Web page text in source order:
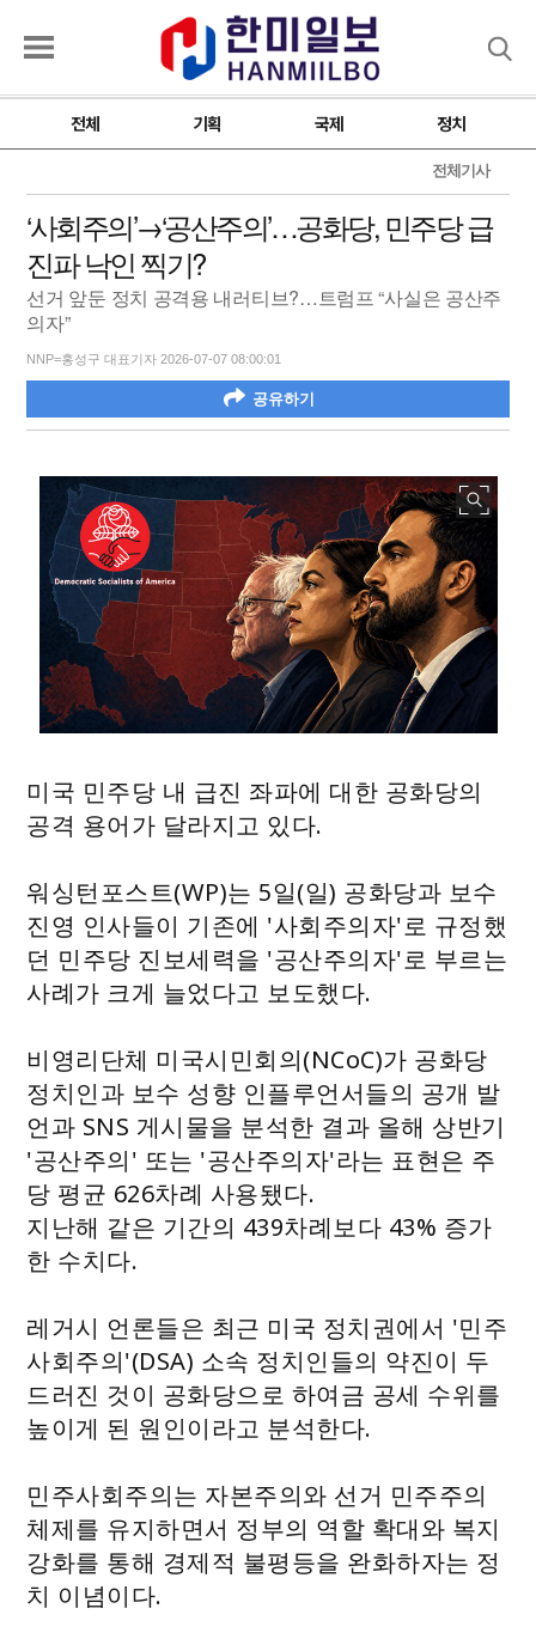
전체 기획 국제 정치
전체기사
‘사회주의’→‘공산주의’…공화당, 민주당 급
진파 낙인 찍기?
선거 앞둔 정치 공격용 내러티브?…트럼프 “사실은 공산주
의자”
NNP=홍성구 대표기자 2026-07-07 08:00:01
공유하기
미국 민주당 내 급진 좌파에 대한 공화당의
공격 용어가 달라지고 있다.
워싱턴포스트(WP)는 5일(일) 공화당과 보수
진영 인사들이 기존에 '사회주의자'로 규정했
던 민주당 진보세력을 '공산주의자'로 부르는
사례가 크게 늘었다고 보도했다.
비영리단체 미국시민회의(NCoC)가 공화당
정치인과 보수 성향 인플루언서들의 공개 발
언과 SNS 게시물을 분석한 결과 올해 상반기
'공산주의' 또는 '공산주의자'라는 표현은 주
당 평균 626차례 사용됐다.
지난해 같은 기간의 439차례보다 43% 증가
한 수치다.
레거시 언론들은 최근 미국 정치권에서 '민주
사회주의'(DSA) 소속 정치인들의 약진이 두
드러진 것이 공화당으로 하여금 공세 수위를
높이게 된 원인이라고 분석한다.
민주사회주의는 자본주의와 선거 민주주의
체제를 유지하면서 정부의 역할 확대와 복지
강화를 통해 경제적 불평등을 완화하자는 정
치 이념이다.